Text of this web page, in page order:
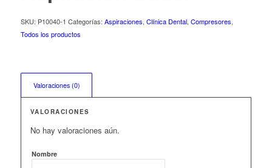
SKU: P10040-1 Categorías: Aspiraciones, Clínica Dental, Compresores,
Todos los productos
Valoraciones (0)
VALORACIONES
No hay valoraciones aún.
Nombre